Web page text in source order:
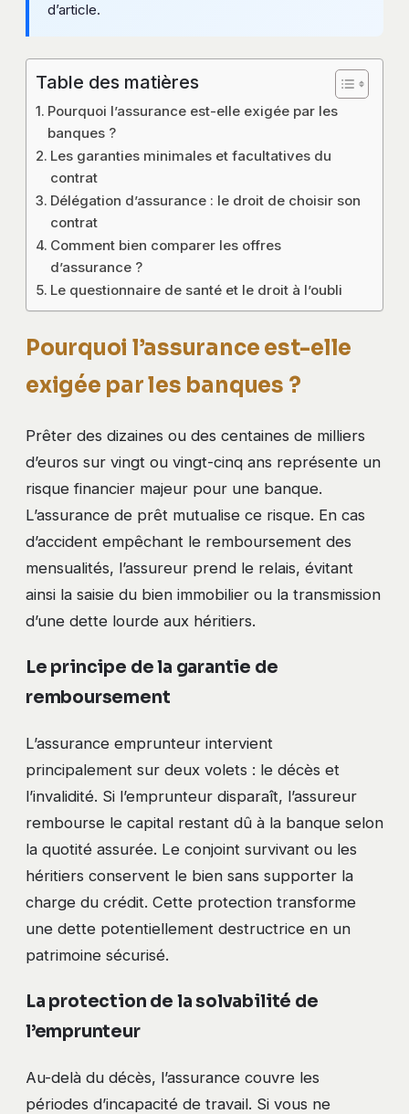
d’article.
Table des matières
Pourquoi l’assurance est-elle exigée par les
banques ?
Les garanties minimales et facultatives du
contrat
Délégation d’assurance : le droit de choisir son
contrat
Comment bien comparer les offres
d’assurance ?
Le questionnaire de santé et le droit à l’oubli
Pourquoi l’assurance est-elle
exigée par les banques ?
Prêter des dizaines ou des centaines de milliers
d’euros sur vingt ou vingt-cinq ans représente un
risque financier majeur pour une banque.
L’assurance de prêt mutualise ce risque. En cas
d’accident empêchant le remboursement des
mensualités, l’assureur prend le relais, évitant
ainsi la saisie du bien immobilier ou la transmission
d’une dette lourde aux héritiers.
Le principe de la garantie de
remboursement
L’assurance emprunteur intervient
principalement sur deux volets : le décès et
l’invalidité. Si l’emprunteur disparaît, l’assureur
rembourse le capital restant dû à la banque selon
la quotité assurée. Le conjoint survivant ou les
héritiers conservent le bien sans supporter la
charge du crédit. Cette protection transforme
une dette potentiellement destructrice en un
patrimoine sécurisé.
La protection de la solvabilité de
l’emprunteur
Au-delà du décès, l’assurance couvre les
périodes d’incapacité de travail. Si vous ne